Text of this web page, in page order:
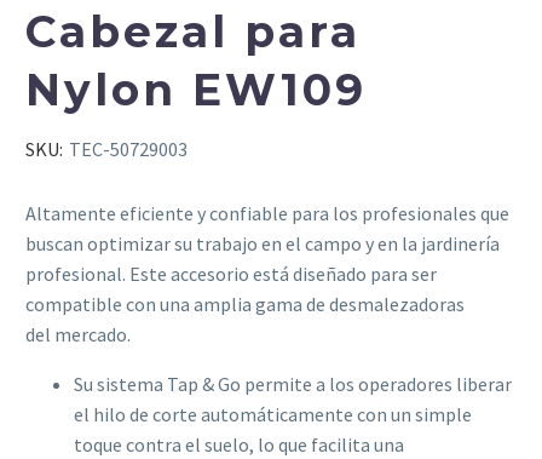
Cabezal para
Nylon EW109
SKU: TEC-50729003
Altamente eficiente y confiable para los profesionales que
buscan optimizar su trabajo en el campo y en la jardinería
profesional. Este accesorio está diseñado para ser
compatible con una amplia gama de desmalezadoras
del mercado.
Su sistema Tap & Go permite a los operadores liberar
el hilo de corte automáticamente con un simple
toque contra el suelo, lo que facilita una